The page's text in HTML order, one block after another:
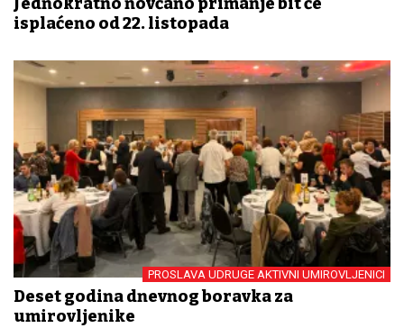
Jednokratno novčano primanje bit će
isplaćeno od 22. listopada
PROSLAVA UDRUGE AKTIVNI UMIROVLJENICI
Deset godina dnevnog boravka za
umirovljenike